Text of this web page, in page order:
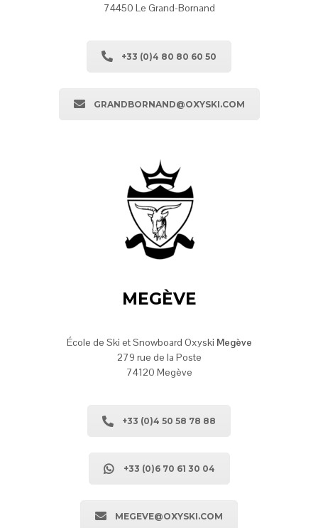
74450 Le Grand-Bornand
+33 (0)4 80 80 60 50
GRANDBORNAND@OXYSKI.COM
MEGÈVE
École de Ski et Snowboard Oxyski Megève
279 rue de la Poste
74120 Megève
+33 (0)4 50 58 78 88
+33 (0)6 70 61 30 04
MEGEVE@OXYSKI.COM